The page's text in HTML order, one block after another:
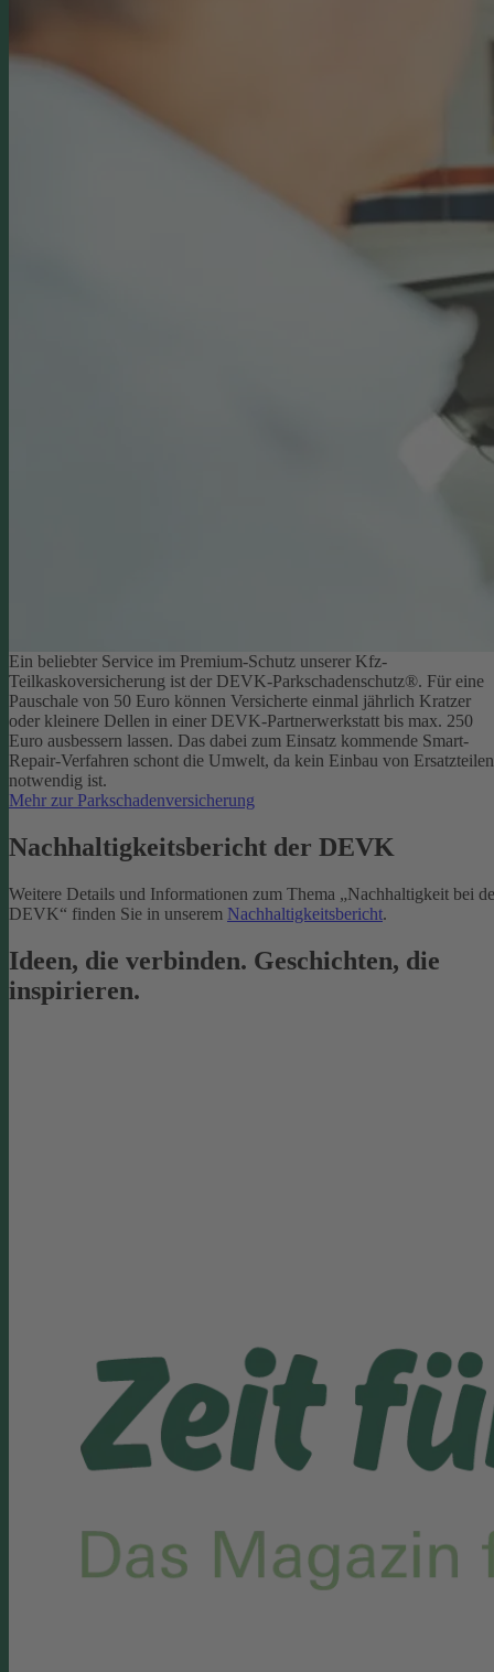
Ein beliebter Service im Premium-Schutz unserer Kfz-
Teilkaskoversicherung ist der DEVK-Parkschadenschutz®. Für eine
Pauschale von 50 Euro können Versicherte einmal jährlich Kratzer
oder kleinere Dellen in einer DEVK-Partnerwerkstatt bis max. 250
Euro ausbessern lassen. Das dabei zum Einsatz kommende Smart-
Repair-Verfahren schont die Umwelt, da kein Einbau von Ersatzteilen
notwendig ist.
Mehr zur Parkschadenversicherung
Nachhaltigkeitsbericht der DEVK
Weitere Details und Informationen zum Thema „Nachhaltigkeit bei
DEVK“ finden Sie in unserem Nachhaltigkeitsbericht.
Ideen, die verbinden. Geschichten, die
inspirieren.